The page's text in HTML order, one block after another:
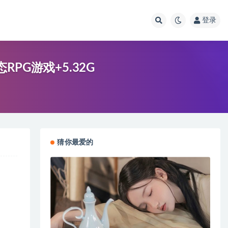
登录
RPG游戏+5.32G
猜你最爱的